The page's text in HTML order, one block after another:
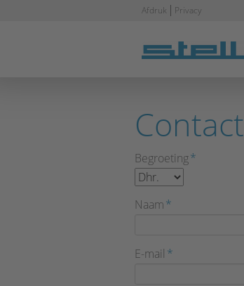
Navigatie
Afdruk Privacy
Contact
Verplicht
veld
Begroeting*
Verplicht
Naam*
Verplicht
E-mail *